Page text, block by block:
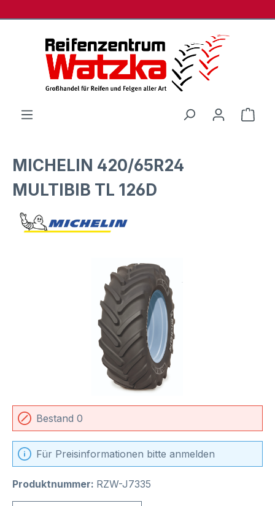
MICHELIN 420/65R24
MULTIBIB TL 126D
Bildergalerie überspringen
Bestand 0
Für Preisinformationen bitte anmelden
Produktnummer: RZW-J7335